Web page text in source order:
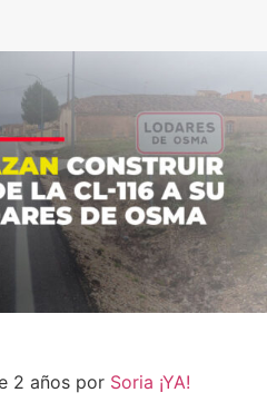
2 años por Soria ¡YA!